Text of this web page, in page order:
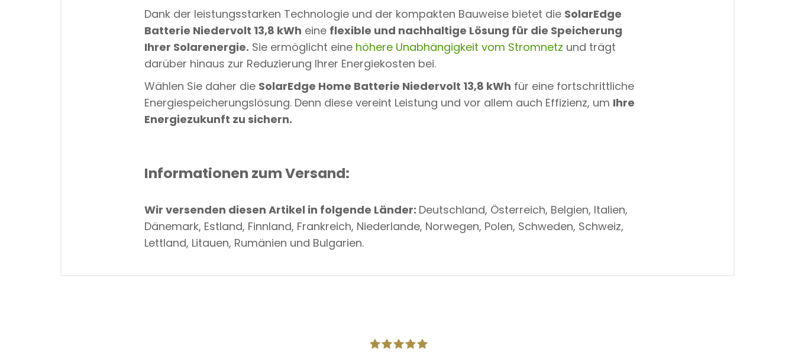
Dank der leistungsstarken Technologie und der kompakten Bauweise bietet die SolarEdge
Batterie Niedervolt 13,8 kWh eine flexible und nachhaltige Lösung für die Speicherung
Ihrer Solarenergie. Sie ermöglicht eine höhere Unabhängigkeit vom Stromnetz und trägt
darüber hinaus zur Reduzierung Ihrer Energiekosten bei.
Wählen Sie daher die SolarEdge Home Batterie Niedervolt 13,8 kWh für eine fortschrittliche
Energiespeicherungslösung. Denn diese vereint Leistung und vor allem auch Effizienz, um Ihre
Energiezukunft zu sichern.
Informationen zum Versand:
Wir versenden diesen Artikel in folgende Länder: Deutschland, Österreich, Belgien, Italien,
Dänemark, Estland, Finnland, Frankreich, Niederlande, Norwegen, Polen, Schweden, Schweiz,
Lettland, Litauen, Rumänien und Bulgarien.